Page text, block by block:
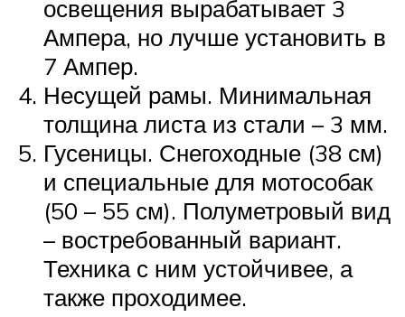
освещения вырабатывает 3
Ампера, но лучше установить в
7 Ампер.
Несущей рамы. Минимальная
толщина листа из стали – 3 мм.
Гусеницы. Снегоходные (38 см)
и специальные для мотособак
(50 – 55 см). Полуметровый вид
– востребованный вариант.
Техника с ним устойчивее, а
также проходимее.